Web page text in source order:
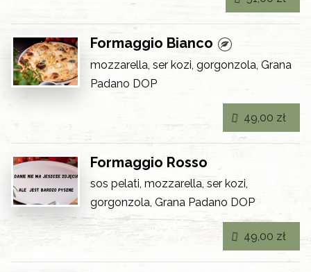
Formaggio Bianco
mozzarella, ser kozi, gorgonzola, Grana
Padano DOP
Formaggio Rosso
sos pelati, mozzarella, ser kozi,
gorgonzola, Grana Padano DOP